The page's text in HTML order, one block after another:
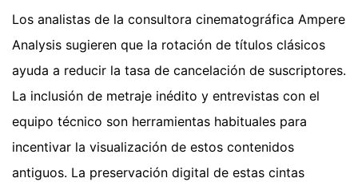
Los analistas de la consultora cinematográfica Ampere
Analysis sugieren que la rotación de títulos clásicos
ayuda a reducir la tasa de cancelación de suscriptores.
La inclusión de metraje inédito y entrevistas con el
equipo técnico son herramientas habituales para
incentivar la visualización de estos contenidos
antiguos. La preservación digital de estas cintas